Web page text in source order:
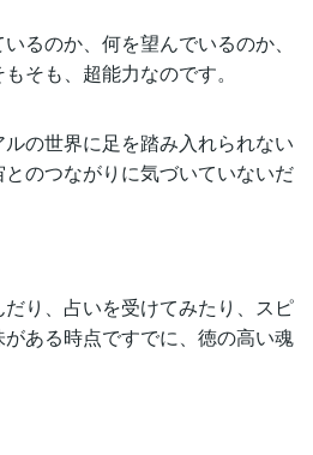
るのか、何を望んでいるのか、
そも、超能力なのです。
の世界に足を踏み入れられない
のつながりに気づいていないだ
り、占いを受けてみたり、スピ
ある時点ですでに、徳の高い魂